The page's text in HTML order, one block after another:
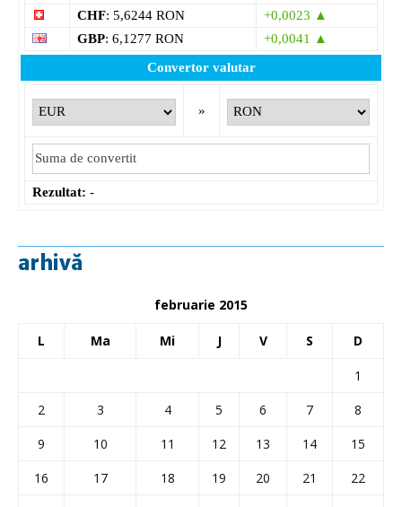
CHF: 5,6244 RON
+0,0023 ▲
GBP: 6,1277 RON
+0,0041 ▲
Convertor valutar
»
Rezultat: -
arhivă
februarie 2015
L Ma Mi J V S D
1
2
3 4 5 6 7
8
9
10 11 12 13 14
15
16
17 18 19 20 21
22